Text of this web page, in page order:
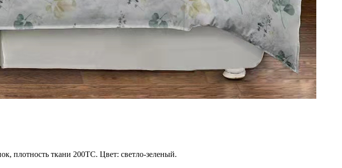
плотность ткани 200TC. Цвет: светло-зеленый.